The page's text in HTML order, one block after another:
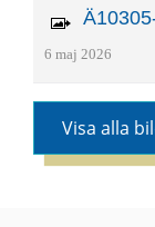
6 maj 2026
Visa alla